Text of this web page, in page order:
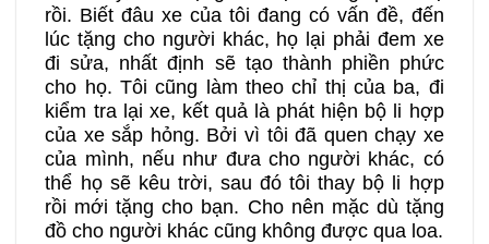
24B 25A 25B
26A 26B 27A
27B 28A 28B
29A 29B 30A
rồi. Biết đâu xe của tôi đang có vấn đề, đến
lúc tặng cho người khác, họ lại phải đem xe
đi sửa, nhất định sẽ tạo thành phiền phức
cho họ. Tôi cũng làm theo chỉ thị của ba, đi
kiểm tra lại xe, kết quả là phát hiện bộ li hợp
của xe sắp hỏng. Bởi vì tôi đã quen chạy xe
của mình, nếu như đưa cho người khác, có
thể họ sẽ kêu trời, sau đó tôi thay bộ li hợp
rồi mới tặng cho bạn. Cho nên mặc dù tặng
đồ cho người khác cũng không được qua loa.